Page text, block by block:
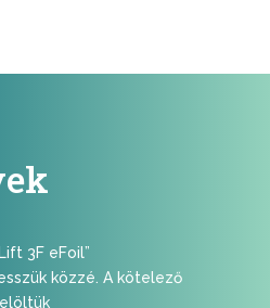
3F eFoil”
közzé. A kötelező